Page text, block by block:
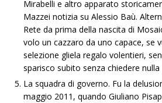
Mirabelli e altro apparato
Mazzei notizia su Alessio Baù.
Rete da prima della nascita di
volo un cazzaro da uno capace, se
selezione gliela regalo volentieri,
sparisco subito senza chiedere nulla
La squadra di governo. Fu la
maggio 2011, quando Giuliano